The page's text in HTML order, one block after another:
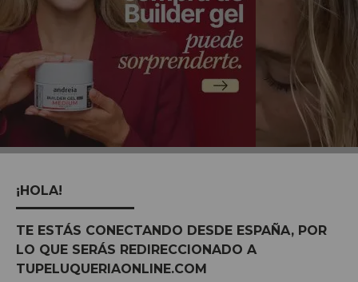
¡HOLA!
TE ESTÁS CONECTANDO DESDE ESPAÑA, POR
LO QUE SERÁS REDIRECCIONADO A
TUPELUQUERIAONLINE.COM